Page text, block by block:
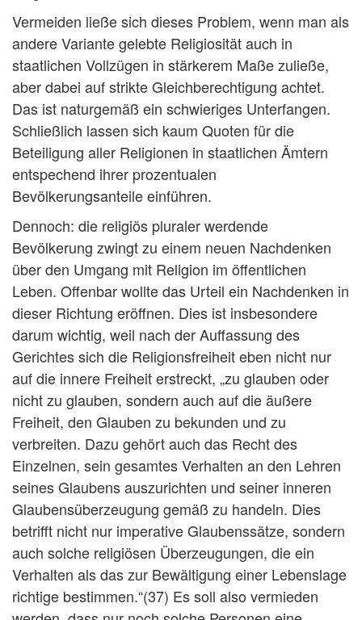
Vermeiden ließe sich dieses Problem, wenn man als
andere Variante gelebte Religiosität auch in
staatlichen Vollzügen in stärkerem Maße zuließe,
aber dabei auf strikte Gleichberechtigung achtet.
Das ist naturgemäß ein schwieriges Unterfangen.
Schließlich lassen sich kaum Quoten für die
Beteiligung aller Religionen in staatlichen Ämtern
entspechend ihrer prozentualen
Bevölkerungsanteile einführen.
Dennoch: die religiös pluraler werdende
Bevölkerung zwingt zu einem neuen Nachdenken
über den Umgang mit Religion im öffentlichen
Leben. Offenbar wollte das Urteil ein Nachdenken in
dieser Richtung eröffnen. Dies ist insbesondere
darum wichtig, weil nach der Auffassung des
Gerichtes sich die Religionsfreiheit eben nicht nur
auf die innere Freiheit erstreckt, „zu glauben oder
nicht zu glauben, sondern auch auf die äußere
Freiheit, den Glauben zu bekunden und zu
verbreiten. Dazu gehört auch das Recht des
Einzelnen, sein gesamtes Verhalten an den Lehren
seines Glaubens auszurichten und seiner inneren
Glaubensüberzeugung gemäß zu handeln. Dies
betrifft nicht nur imperative Glaubenssätze, sondern
auch solche religiösen Überzeugungen, die ein
Verhalten als das zur Bewältigung einer Lebenslage
richtige bestimmen.“(37) Es soll also vermieden